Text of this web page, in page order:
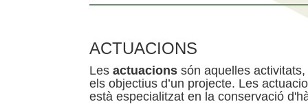
ACTUACIONS
Les actuacions són aquelles
els objectius d’un projecte. Les
està especialitzat en la conservació